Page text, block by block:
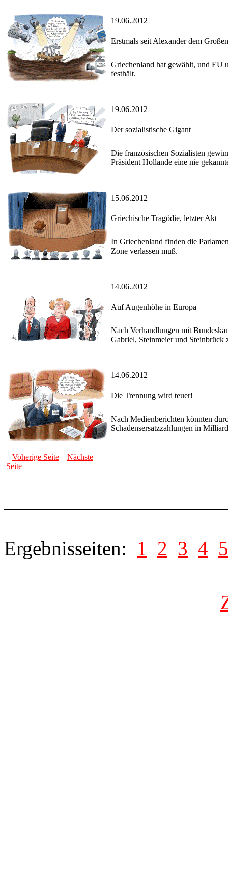
19.06.2012
Erstmals seit Alexander dem Großen
Griechenland hat gewählt, und EU
festhält.
19.06.2012
Der sozialistische Gigant
Die französischen Sozialisten
Präsident Hollande eine nie
15.06.2012
Griechische Tragödie, letzter Akt
In Griechenland finden die
Zone verlassen muß.
14.06.2012
Auf Augenhöhe in Europa
Nach Verhandlungen mit
Gabriel, Steinmeier und Steinbrück
14.06.2012
Die Trennung wird teuer!
Nach Medienberichten könnten
Schadensersatzzahlungen in
Voherige Seite
Nächste
Seite
Ergebnisseiten: 1 2 3 4 5